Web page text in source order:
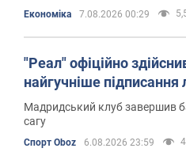
студентських стипендій
Економіка 7.08.2026 00:29
"Реал" офіційно
найгучніше підписання
Мадридський клуб завершив
сагу
Спорт Oboz 6.08.2026 23:59